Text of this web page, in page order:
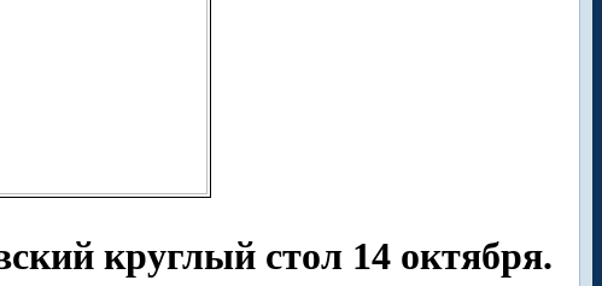
круглый стол 14 октября.